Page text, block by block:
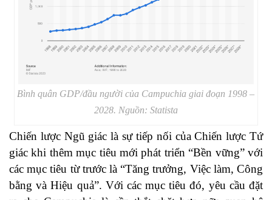
Bình quân GDP/đầu người của Campuchia giai đoạn 1998 –
2028. Nguồn: Statista
Chiến lược Ngũ giác là sự tiếp nối của Chiến lược Tứ
giác khi thêm mục tiêu mới phát triển “Bền vững” với
các mục tiêu từ trước là “Tăng trưởng, Việc làm, Công
bằng và Hiệu quả”. Với các mục tiêu đó, yêu cầu đặt